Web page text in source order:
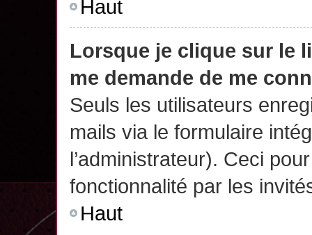
Haut
Lorsque je clique sur le
me demande de me
Seuls les utilisateurs
mails via le formulaire
l’administrateur). Ceci
fonctionnalité par les
Haut